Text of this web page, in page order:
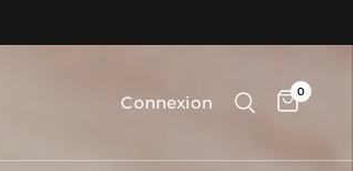
Connexion
0